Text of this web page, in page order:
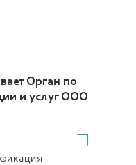
Орган по
и услуг ООО